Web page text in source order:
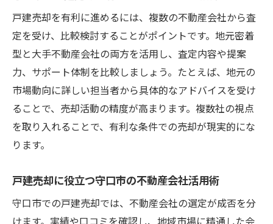
守口市で失敗しない戸建売却の実践ポイン
ト
戸建売却後も安心できる守口市のサポート
体制
守口市での戸建売却を成功に導く行動とは
戸建売却で得られる守口市の資産活用の提
案
戸建売却を有利に進めるには、複数の不動産会社から査
定を受け、比較検討することがポイントです。地元密着
型と大手不動産会社の両方を活用し、査定内容や提案
力、サポート体制を比較しましょう。たとえば、地元の
市場動向に詳しい担当者から具体的なアドバイスを受け
ることで、売却活動の精度が高まります。複数社の視点
を取り入れることで、有利な条件での売却が現実的にな
ります。
戸建売却に役立つ守口市の不動産会社活用術
守口市での戸建売却では、不動産会社の選定が成否を分
けます。実績や口コミを確認し、地域市場に精通した会